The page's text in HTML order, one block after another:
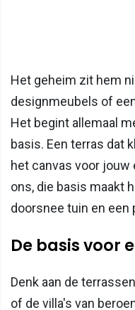
Het geheim zit hem
designmeubels of
Het begint allemaal
basis. Een terras dat
het canvas voor jouw
ons, die basis maakt
doorsnee tuin en
De basis voor
Denk aan de
of de villa's van